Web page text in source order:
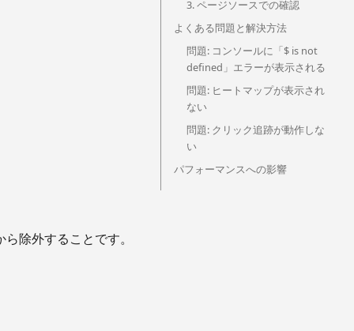
除外することです。
3. ページソースでの確認
よくある問題と解決方法
問題: コンソールに「$ is not
defined」エラーが表示される
問題: ヒートマップが表示され
ない
問題: クリック追跡が動作しな
い
パフォーマンスへの影響